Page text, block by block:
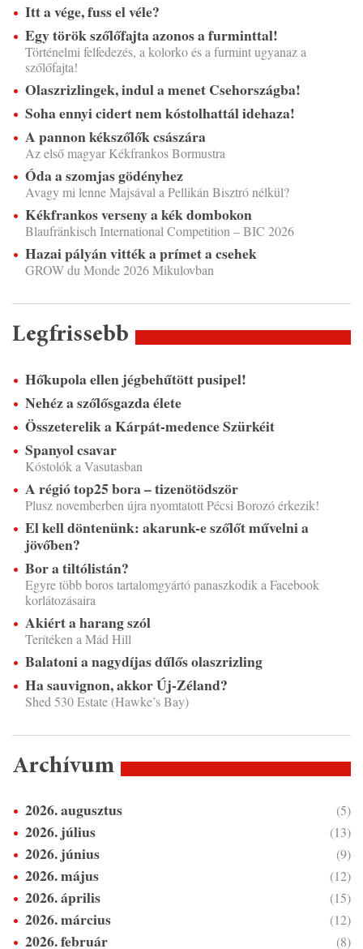
Itt a vége, fuss el véle?
Egy török szőlőfajta azonos a furminttal!
Történelmi felfedezés, a kolorko és a furmint ugyanaz a
szőlőfajta!
Olaszrizlingek, indul a menet Csehországba!
Soha ennyi cidert nem kóstolhattál idehaza!
A pannon kékszőlők császára
Az első magyar Kékfrankos Bormustra
Óda a szomjas gödényhez
Avagy mi lenne Majsával a Pellikán Bisztró nélkül?
Kékfrankos verseny a kék dombokon
Blaufränkisch International Competition – BIC 2026
Hazai pályán vitték a prímet a csehek
GROW du Monde 2026 Mikulovban
Legfrissebb
Hőkupola ellen jégbehűtött pusipel!
Nehéz a szőlősgazda élete
Összeterelik a Kárpát-medence Szürkéit
Spanyol csavar
Kóstolók a Vasutasban
A régió top25 bora – tizenötödször
Plusz novemberben újra nyomtatott Pécsi Borozó érkezik!
El kell döntenünk: akarunk-e szőlőt művelni a
jövőben?
Bor a tiltólistán?
Egyre több boros tartalomgyártó panaszkodik a Facebook
korlátozásaira
Akiért a harang szól
Terítéken a Mád Hill
Balatoni a nagydíjas dűlős olaszrizling
Ha sauvignon, akkor Új-Zéland?
Shed 530 Estate (Hawke’s Bay)
Archívum
2026. augusztus (5)
2026. július (13)
2026. június (9)
2026. május (12)
2026. április (15)
2026. március (12)
2026. február (8)